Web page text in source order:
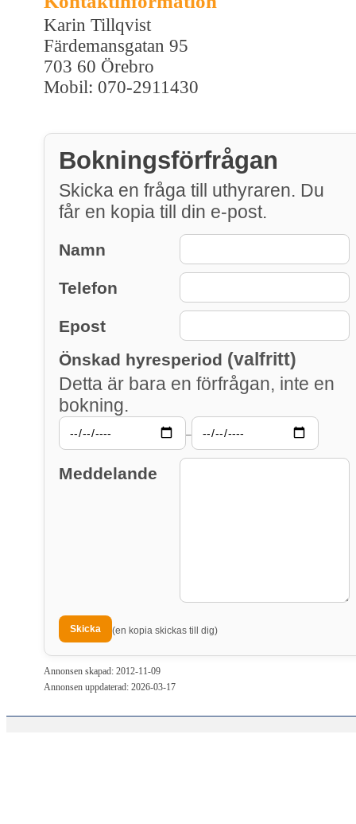
Karin Tillqvist
Färdemansgatan 95
703 60 Örebro
Mobil: 070-2911430
Bokningsförfrågan
Skicka en fråga till uthyraren. Du
får en kopia till din e-post.
Namn
Telefon
Epost
Önskad hyresperiod (valfritt)
Detta är bara en förfrågan, inte en
bokning.
–
Meddelande
(en kopia skickas till dig)
Annonsen skapad: 2012-11-09
Annonsen uppdaterad: 2026-03-17